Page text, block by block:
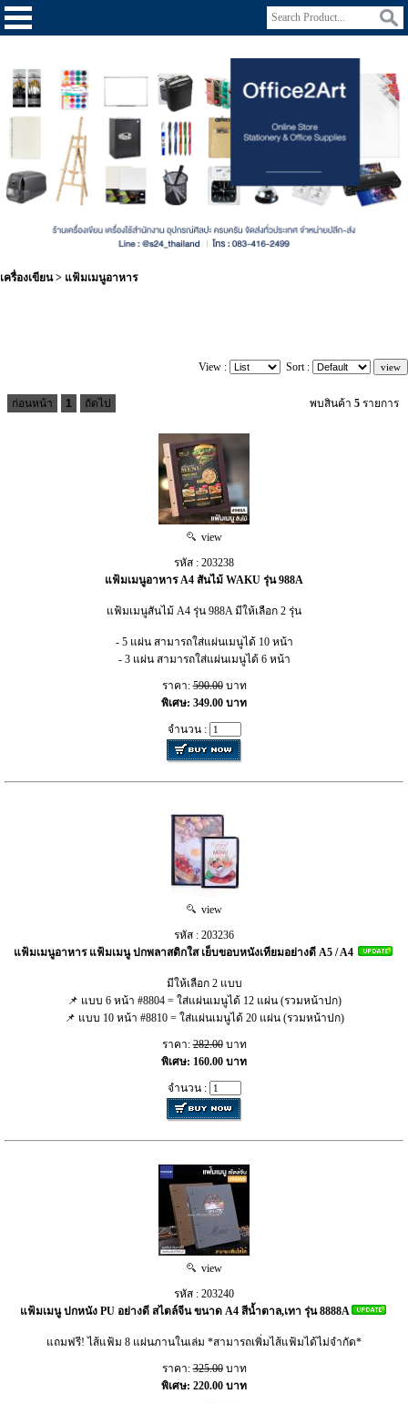
เครื่องเขียน> แฟ้มเมนูอาหาร
View : Sort :
ก่อนหน้า 1 ถัดไป พบสินค้า 5 รายการ
view
รหัส : 203238
แฟ้มเมนูอาหาร A4 สันไม้ WAKU รุ่น 988A
แฟ้มเมนูสันไม้ A4 รุ่น 988A มีให้เลือก 2 รุ่น
- 5 แผ่น สามารถใส่แผ่นเมนูได้ 10 หน้า
- 3 แผ่น สามารถใส่แผ่นเมนูได้ 6 หน้า
ราคา:590.00บาท
พิเศษ: 349.00 บาท
จำนวน :
view
รหัส : 203236
แฟ้มเมนูอาหาร แฟ้มเมนู ปกพลาสติกใส เย็บขอบหนังเทียมอย่างดี A5 / A4
มีให้เลือก 2 แบบ
📌 แบบ 6 หน้า #8804 = ใส่แผ่นเมนูได้ 12 แผ่น (รวมหน้าปก)
📌 แบบ 10 หน้า #8810 = ใส่แผ่นเมนูได้ 20 แผ่น (รวมหน้าปก)
ราคา:282.00บาท
พิเศษ: 160.00 บาท
จำนวน :
view
รหัส : 203240
แฟ้มเมนู ปกหนัง PU อย่างดี สไตล์จีน ขนาด A4 สีน้ำตาล,เทา รุ่น 8888A
แถมฟรี! ไส้แฟ้ม 8 แผ่นภานในเล่ม *สามารถเพิ่มไส้แฟ้มได้ไม่จำกัด*
ราคา:325.00บาท
พิเศษ: 220.00 บาท